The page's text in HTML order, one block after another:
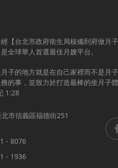
【台北市政府衛生局核備到府做月
全球華人首選最佳月嫂平台。
子的地方就是在自己家裡而不是月
的事，並致力於打造最棒的坐月子
1:28
市信義區福德街251
- 8076
- 1936